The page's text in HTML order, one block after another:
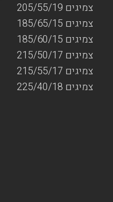
צמיגים 205/55/19
צמיגים 185/65/15
צמיגים 185/60/15
צמיגים 215/50/17
צמיגים 215/55/17
צמיגים 225/40/18